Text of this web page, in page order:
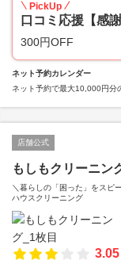
PickUp
口コミ応援【感
300円OFF
ネット予約カレンダー
ネット予約で最大10,000円分
店舗公式
もしもクリーニン
＼暮らしの「困った」をスピ
ハウスクリーニング
3.05